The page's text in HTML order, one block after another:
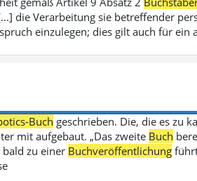
die Verarbeitung sie betreffender
einzulegen; dies gilt auch für ein
Buch geschrieben. Die, die es zu
mit aufgebaut. „Das zweite Buch
bald zu einer Buchveröffentlichung